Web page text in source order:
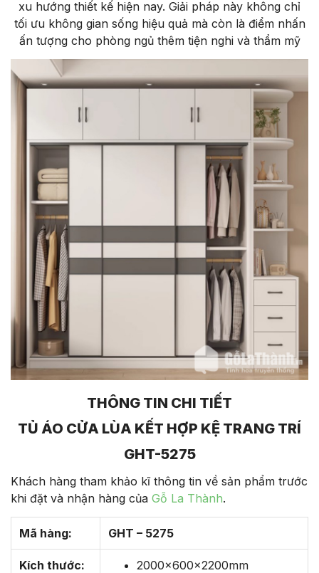
xu hướng thiết kế hiện nay. Giải pháp này không chỉ
tối ưu không gian sống hiệu quả mà còn là điểm nhấn
ấn tượng cho phòng ngủ thêm tiện nghi và thẩm mỹ
THÔNG TIN CHI TIẾT
TỦ ÁO CỬA LÙA KẾT HỢP KỆ TRANG TRÍ
GHT-5275
Khách hàng tham khảo kĩ thông tin về sản phẩm trước
khi đặt và nhận hàng của Gỗ La Thành.
Mã hàng: GHT – 5275
Kích thước:
2000x600x2200mm